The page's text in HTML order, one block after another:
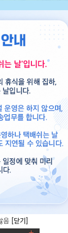
도서
음 [닫기]